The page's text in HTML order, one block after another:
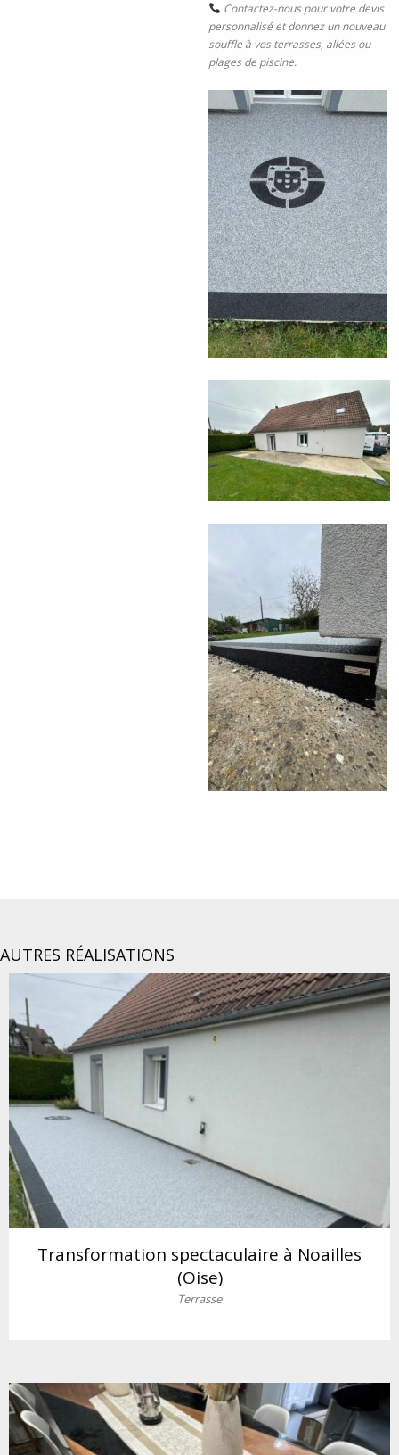
Contactez-nous pour votre devis
personnalisé et donnez un nouveau
souffle à vos terrasses, allées ou
plages de piscine.
AUTRES RÉALISATIONS
Transformation spectaculaire à Noailles
(Oise)
Terrasse